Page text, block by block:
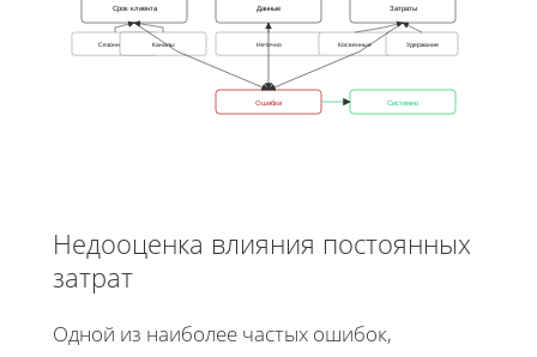
Срок клиента
Сезонность Каналы
Данные
Неточно
Затраты
Косвенные Удержание
Ошибки Системно
Недооценка влияния постоянных
затрат
Одной из наиболее частых ошибок,